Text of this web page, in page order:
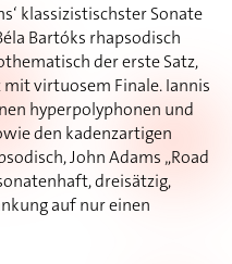
klassizistischster Sonate
Bartóks rhapsodisch
der erste Satz,
virtuosem Finale. Iannis
hyperpolyphonen und
den kadenzartigen
John Adams „Road
dreisätzig,
auf nur einen